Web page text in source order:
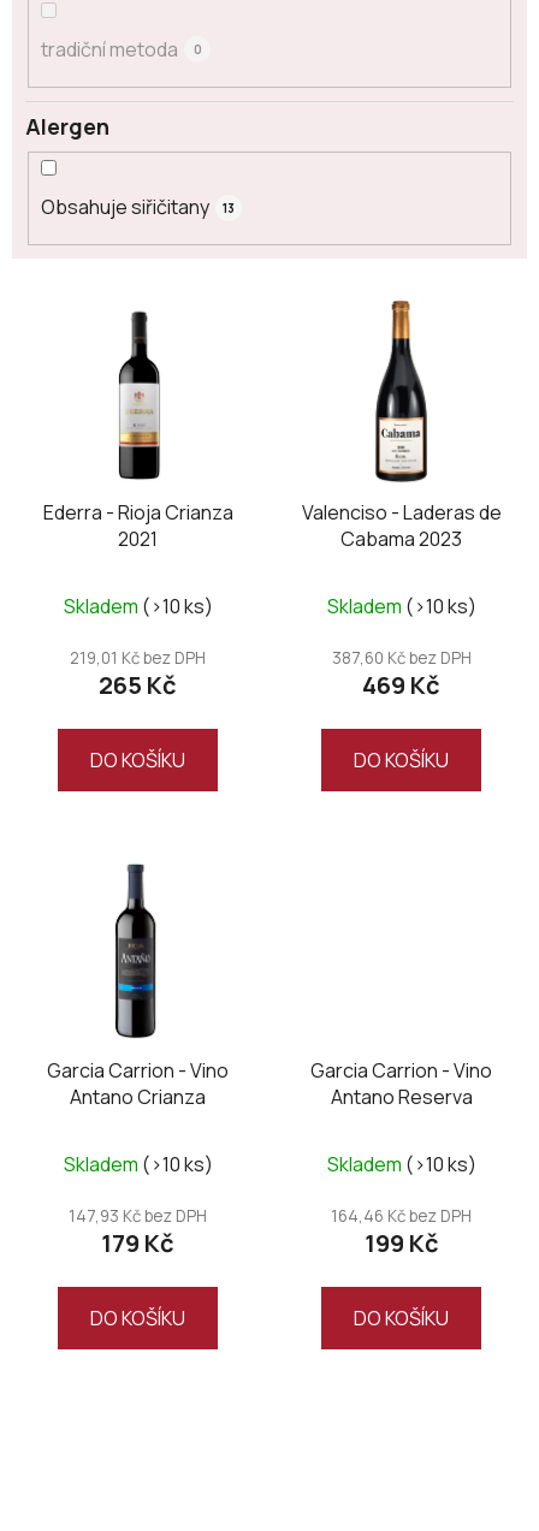
tradiční metoda 0
Alergen
Obsahuje siřičitany 13
Ederra - Rioja Crianza
2021
Skladem (>10 ks)
219,01 Kč bez DPH
265 Kč
DO KOŠÍKU
Valenciso - Laderas de
Cabama 2023
Skladem (>10 ks)
387,60 Kč bez DPH
469 Kč
DO KOŠÍKU
Garcia Carrion - Vino
Antano Crianza
Skladem (>10 ks)
147,93 Kč bez DPH
179 Kč
DO KOŠÍKU
Garcia Carrion - Vino
Antano Reserva
Skladem (>10 ks)
164,46 Kč bez DPH
199 Kč
DO KOŠÍKU